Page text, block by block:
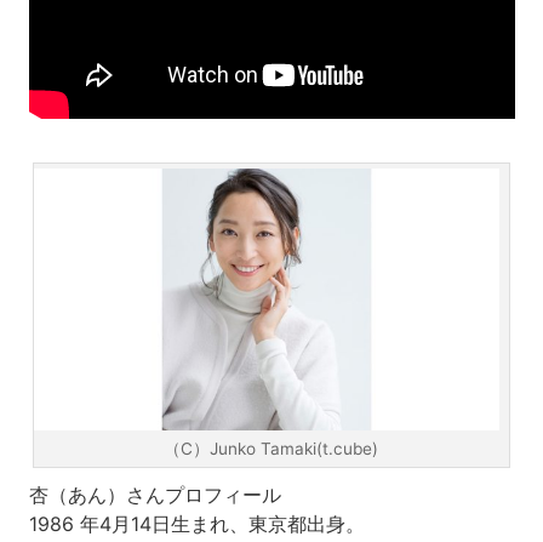
（C）Junko Tamaki(t.cube)
杏（あん）さんプロフィール
1986 年4月14日生まれ、東京都出身。